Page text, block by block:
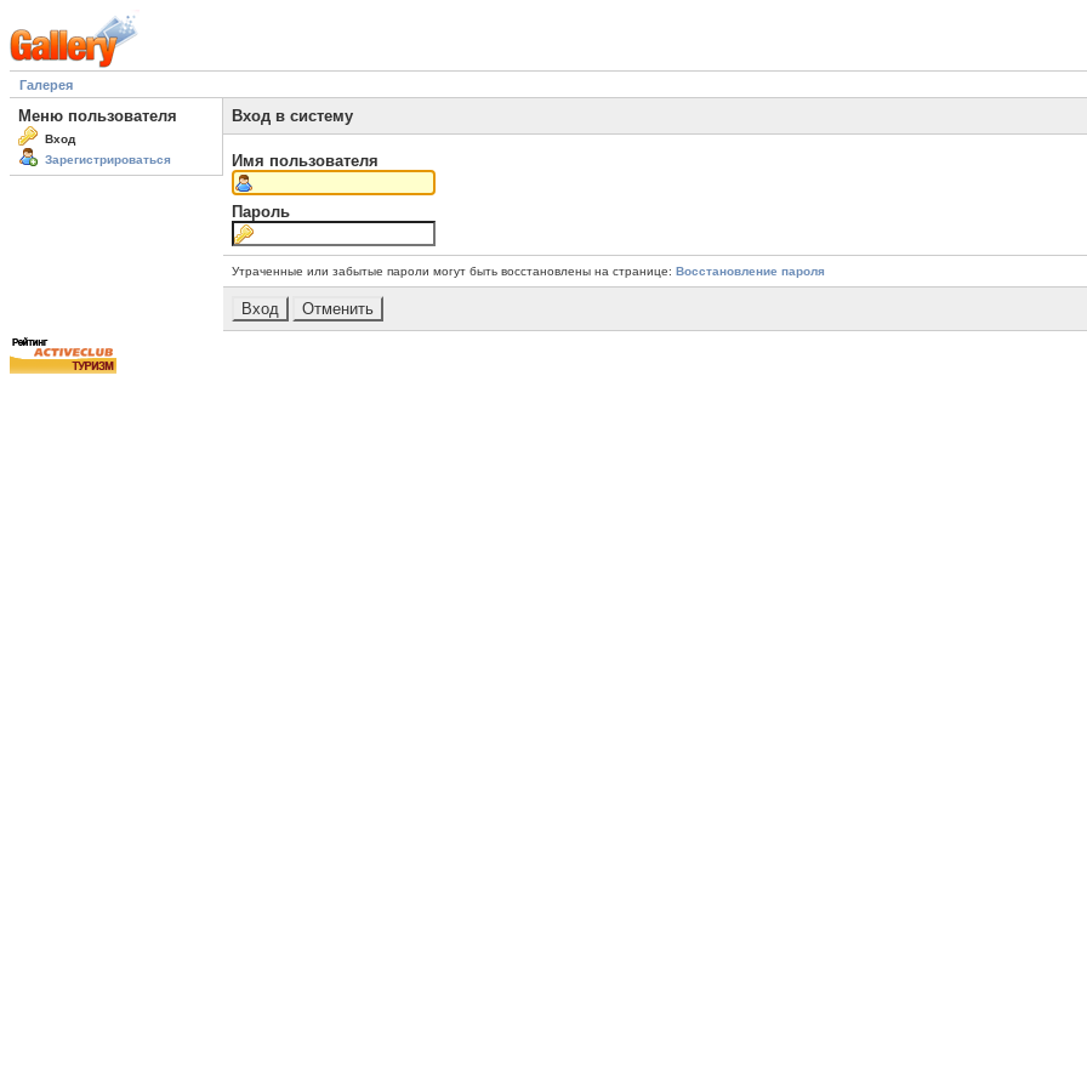
Галерея
Меню пользователя
Вход
Зарегистрироваться
Вход в систему
Имя пользователя
Пароль
Утраченные или забытые пароли могут быть восстановлены на странице: Восстановление пароля